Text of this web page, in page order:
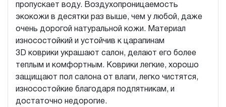
пропускает воду. Воздухопроницаемость
экокожи в десятки раз выше, чем у любой, даже
очень дорогой натуральной кожи. Материал
износостойкий и устойчив к царапинам
3D коврики украшают салон, делают его более
теплым и комфортным. Коврики легкие, хорошо
защищают пол салона от влаги, легко чистятся,
износостойкие благодаря подпятникам, и
достаточно недорогие.